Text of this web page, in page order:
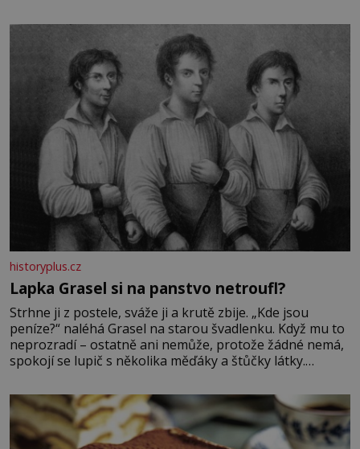
bez které si českou zahradu ani nedokážeme představit.
historyplus.cz
Lapka Grasel si na panstvo netroufl?
Strhne ji z postele, sváže ji a krutě zbije. „Kde jsou
peníze?“ naléhá Grasel na starou švadlenku. Když mu to
neprozradí – ostatně ani nemůže, protože žádné nemá,
spokojí se lupič s několika měďáky a štůčky látky.
krutý. Jeho činy budí hrůzu ještě dlouho po jeho smrti